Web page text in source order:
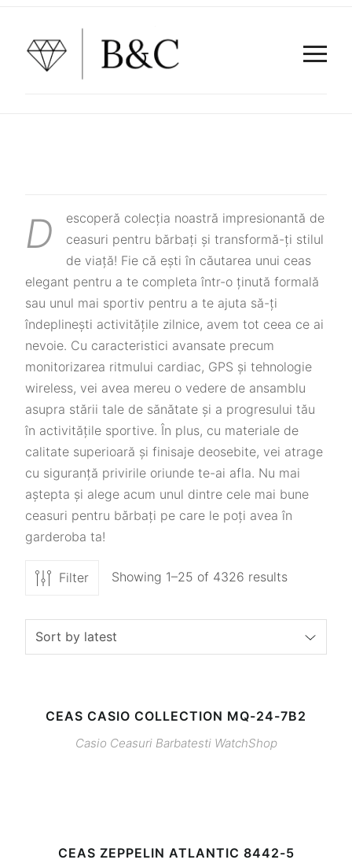
Descoperă colecția noastră impresionantă de
ceasuri pentru bărbați și transformă-ți stilul
de viață! Fie că ești în căutarea unui ceas
elegant pentru a te completa într-o ținută formală
sau unul mai sportiv pentru a te ajuta să-ți
îndeplinești activitățile zilnice, avem tot ceea ce ai
nevoie. Cu caracteristici avansate precum
monitorizarea ritmului cardiac, GPS și tehnologie
wireless, vei avea mereu o vedere de ansamblu
asupra stării tale de sănătate și a progresului tău
în activitățile sportive. În plus, cu materiale de
calitate superioară și finisaje deosebite, vei atrage
cu siguranță privirile oriunde te-ai afla. Nu mai
aștepta și alege acum unul dintre cele mai bune
ceasuri pentru bărbați pe care le poți avea în
garderoba ta!
Filter Showing 1–25 of 4326 results
CEAS CASIO COLLECTION MQ-24-7B2
Casio Ceasuri Barbatesti WatchShop
CEAS ZEPPELIN ATLANTIC 8442-5